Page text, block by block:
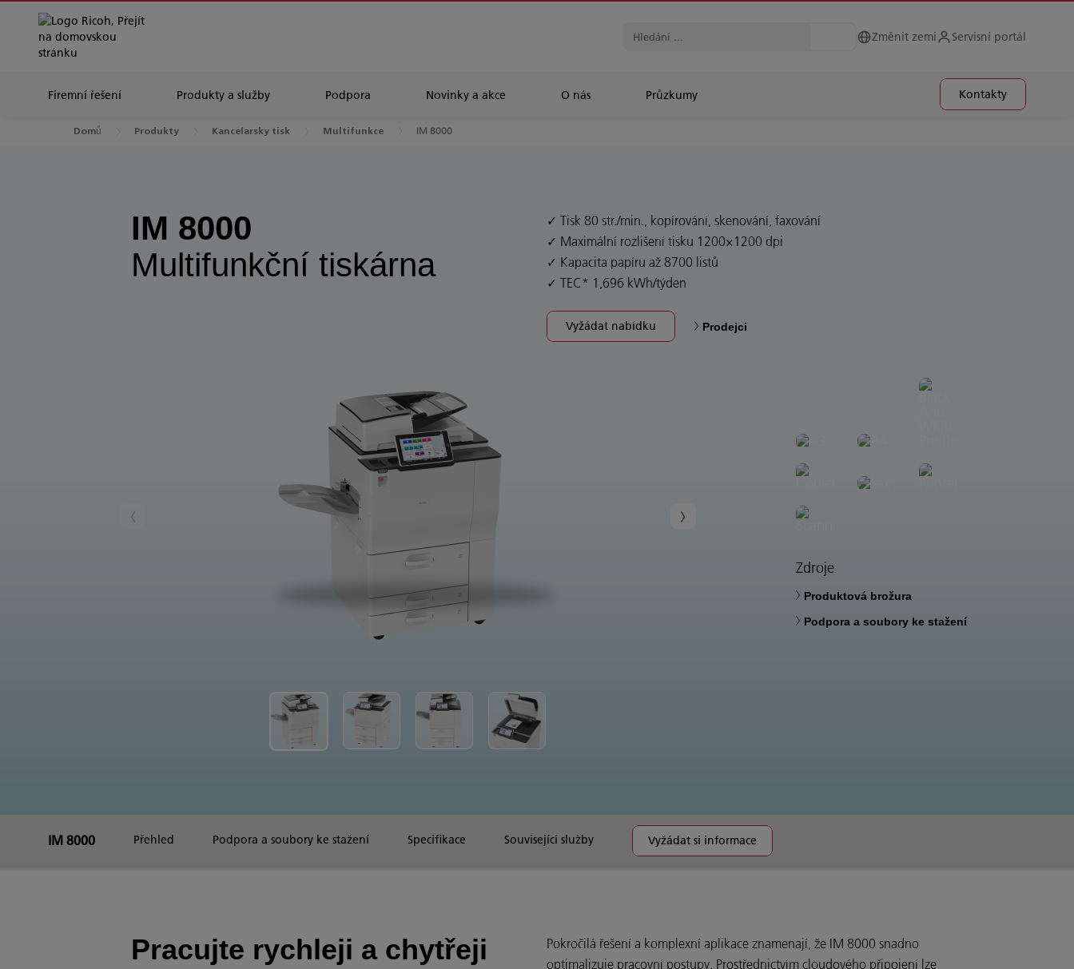
Změnit zemi Servisní portál
Firemní řešení Produkty a služby Podpora Novinky a akce O nás Průzkumy​ Kontakty
Domů Produkty Kancelarsky tisk Multifunkce IM 8000
IM 8000
Multifunkční tiskárna
Tisk 80 str./min., kopírování, skenování, faxování
Maximální rozlišení tisku 1200×1200 dpi
Kapacita papíru až 8700 listů
TEC* 1,696 kWh/týden
Vyžádat nabídku Prodejci
Zdroje
Produktová brožura
Podpora a soubory ke stažení
IM 8000 Přehled Podpora a soubory ke stažení Specifikace Související služby Vyžádat si informace
Pracujte rychleji a chytřeji
Pokročilá řešení a komplexní aplikace znamenají, že IM 8000 snadno
optimalizuje pracovní postupy. Prostřednictvím cloudového připojení lze